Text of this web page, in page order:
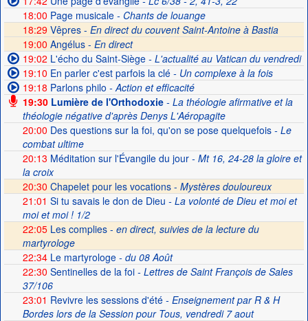
18:00 Page musicale- Chants de louange
18:29 Vêpres - En direct du couvent Saint-Antoine à Bastia
19:00 Angélus - En direct
19:02 L'écho du Saint-Siège- L'actualité au Vatican du vendredi
19:10 En parler c'est parfois la clé- Un complexe à la fois
19:18 Parlons philo - Action et efficacité
19:30Lumière de l'Orthodoxie- La théologie afirmative et la
théologie négative d'après Denys L'Aéropagite
20:00 Des questions sur la foi, qu'on se pose quelquefois- Le
combat ultime
20:13 Méditation sur l'Évangile du jour- Mt 16, 24-28 la gloire et
la croix
20:30 Chapelet pour les vocations - Mystères douloureux
21:01 Si tu savais le don de Dieu - La volonté de Dieu et moi et
moi et moi ! 1/2
22:05Les complies - en direct, suivies de la lecture du
martyrologe
22:34Le martyrologe- du 08 Août
22:30 Sentinelles de la foi- Lettres de Saint François de Sales
37/106
23:01 Revivre les sessions d'été- Enseignement par R & H
Bordes lors de la Session pour Tous, vendredi 7 aout